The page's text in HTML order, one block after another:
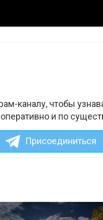
каналу, чтобы
и по
Присоединиться